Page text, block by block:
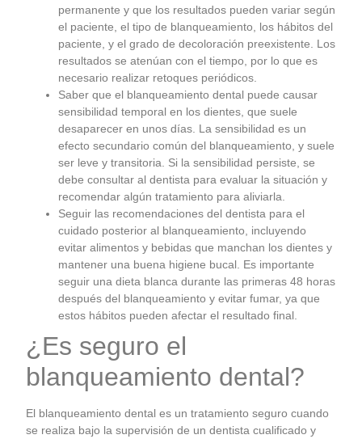
permanente y que los resultados pueden variar según
el paciente, el tipo de blanqueamiento, los hábitos del
paciente, y el grado de decoloración preexistente. Los
resultados se atenúan con el tiempo, por lo que es
necesario realizar retoques periódicos.
Saber que el blanqueamiento dental puede causar
sensibilidad temporal en los dientes, que suele
desaparecer en unos días. La sensibilidad es un
efecto secundario común del blanqueamiento, y suele
ser leve y transitoria. Si la sensibilidad persiste, se
debe consultar al dentista para evaluar la situación y
recomendar algún tratamiento para aliviarla.
Seguir las recomendaciones del dentista para el
cuidado posterior al blanqueamiento, incluyendo
evitar alimentos y bebidas que manchan los dientes y
mantener una buena higiene bucal. Es importante
seguir una dieta blanca durante las primeras 48 horas
después del blanqueamiento y evitar fumar, ya que
estos hábitos pueden afectar el resultado final.
¿Es seguro el
blanqueamiento dental?
El blanqueamiento dental es un tratamiento seguro cuando
se realiza bajo la supervisión de un dentista cualificado y